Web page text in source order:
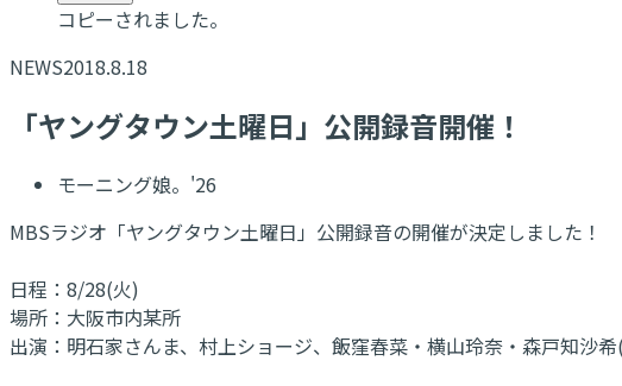
コピーされました。
NEWS2018.8.18
「ヤングタウン土曜日」公開録音開催！
モーニング娘。'26
MBSラジオ「ヤングタウン土曜日」公開録音の開催が決定しました！
日程：8/28(火)
場所：大阪市内某所
出演：明石家さんま、村上ショージ、飯窪春菜・横山玲奈・森戸知沙